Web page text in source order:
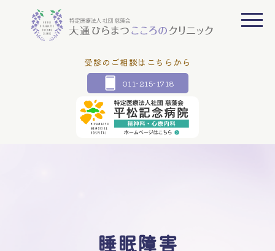
受診のご相談はこちらから
011-215-1718
睡眠障害